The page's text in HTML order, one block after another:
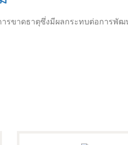
ารขาดธาตุซึ่งมีผลกระทบต่อการพัฒ